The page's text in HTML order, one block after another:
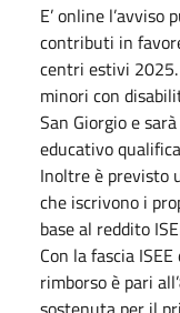
E’ online l’avviso
contributi in
centri estivi
minori con
San Giorgio e
educativo
Inoltre è previsto
che iscrivono i
base al reddito
Con la fascia
rimborso è pari